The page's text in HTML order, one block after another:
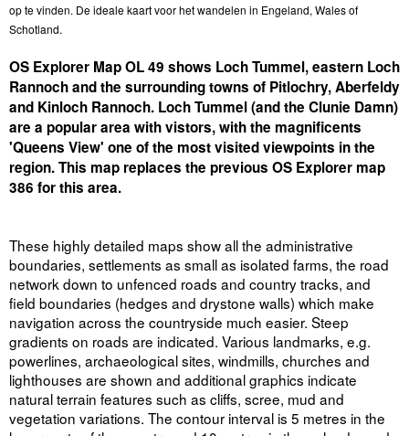
op te vinden. De ideale kaart voor het wandelen in Engeland, Wales of
Schotland.
OS Explorer Map OL 49 shows Loch Tummel, eastern Loch
Rannoch and the surrounding towns of Pitlochry, Aberfeldy
and Kinloch Rannoch. Loch Tummel (and the Clunie Damn)
are a popular area with vistors, with the magnificents
'Queens View' one of the most visited viewpoints in the
region. This map replaces the previous OS Explorer map
386 for this area.
These highly detailed maps show all the administrative
boundaries, settlements as small as isolated farms, the road
network down to unfenced roads and country tracks, and
field boundaries (hedges and drystone walls) which make
navigation across the countryside much easier. Steep
gradients on roads are indicated. Various landmarks, e.g.
powerlines, archaeological sites, windmills, churches and
lighthouses are shown and additional graphics indicate
natural terrain features such as cliffs, scree, mud and
vegetation variations. The contour interval is 5 metres in the